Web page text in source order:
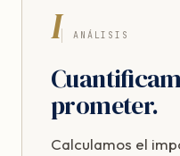
I ANÁLISIS
prometer.
Calculamos el